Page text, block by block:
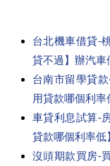
台北機車借貸-
貸不過】辦汽車
台南市留學貸
用貸款哪個利
車貸利息試算-
貸款哪個利率低
沒頭期款買房-